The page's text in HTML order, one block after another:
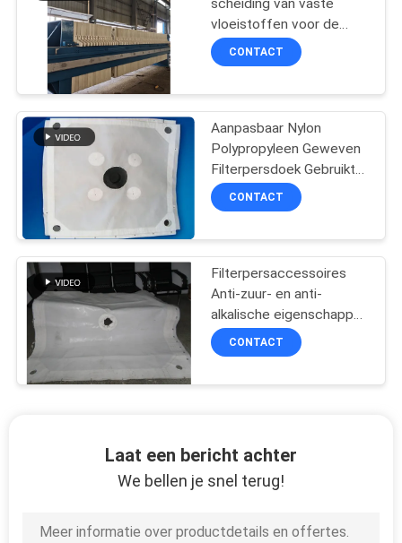
scheiding van vaste
vloeistoffen voor de
druk-, kleur-, slacht- en
voedselverwerkende
m2
CONTACT
Aanpasbaar Nylon
Polypropyleen Geweven
Filterpersdoek Gebruikt
Voor Ontwatering van
Slib
CONTACT
Filterpersaccessoires
Anti-zuur- en anti-
alkalische eigenschappen
voor de chemische
industrieën
CONTACT
Laat een bericht achter
We bellen je snel terug!